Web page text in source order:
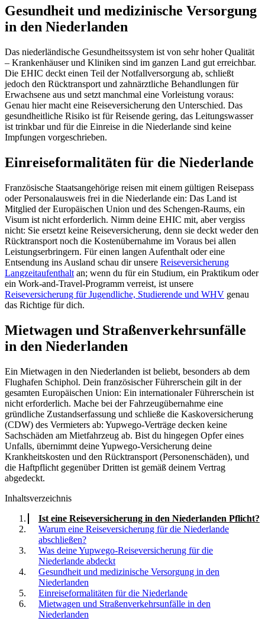
Gesundheit und medizinische Versorgung
in den Niederlanden
Das niederländische Gesundheitssystem ist von sehr hoher Qualität
– Krankenhäuser und Kliniken sind im ganzen Land gut erreichbar.
Die EHIC deckt einen Teil der Notfallversorgung ab, schließt
jedoch den Rücktransport und zahnärztliche Behandlungen für
Erwachsene aus und setzt manchmal eine Vorleistung voraus:
Genau hier macht eine Reiseversicherung den Unterschied. Das
gesundheitliche Risiko ist für Reisende gering, das Leitungswasser
ist trinkbar und für die Einreise in die Niederlande sind keine
Impfungen vorgeschrieben.
Einreiseformalitäten für die Niederlande
Französische Staatsangehörige reisen mit einem gültigen Reisepass
oder Personalausweis frei in die Niederlande ein: Das Land ist
Mitglied der Europäischen Union und des Schengen-Raums, ein
Visum ist nicht erforderlich. Nimm deine EHIC mit, aber vergiss
nicht: Sie ersetzt keine Reiseversicherung, denn sie deckt weder den
Rücktransport noch die Kostenübernahme im Voraus bei allen
Leistungserbringern. Für einen langen Aufenthalt oder eine
Entsendung ins Ausland schau dir unsere Reiseversicherung
Langzeitaufenthalt an; wenn du für ein Studium, ein Praktikum oder
ein Work-and-Travel-Programm verreist, ist unsere
Reiseversicherung für Jugendliche, Studierende und WHV genau
das Richtige für dich.
Mietwagen und Straßenverkehrsunfälle
in den Niederlanden
Ein Mietwagen in den Niederlanden ist beliebt, besonders ab dem
Flughafen Schiphol. Dein französischer Führerschein gilt in der
gesamten Europäischen Union: Ein internationaler Führerschein ist
nicht erforderlich. Mache bei der Fahrzeugübernahme eine
gründliche Zustandserfassung und schließe die Kaskoversicherung
(CDW) des Vermieters ab: Yupwego-Verträge decken keine
Sachschäden am Mietfahrzeug ab. Bist du hingegen Opfer eines
Unfalls, übernimmt deine Yupwego-Versicherung deine
Krankheitskosten und den Rücktransport (Personenschäden), und
die Haftpflicht gegenüber Dritten ist gemäß deinem Vertrag
abgedeckt.
Inhaltsverzeichnis
Ist eine Reiseversicherung in den Niederlanden Pflicht?
Warum eine Reiseversicherung für die Niederlande
abschließen?
Was deine Yupwego-Reiseversicherung für die
Niederlande abdeckt
Gesundheit und medizinische Versorgung in den
Niederlanden
Einreiseformalitäten für die Niederlande
Mietwagen und Straßenverkehrsunfälle in den
Niederlanden